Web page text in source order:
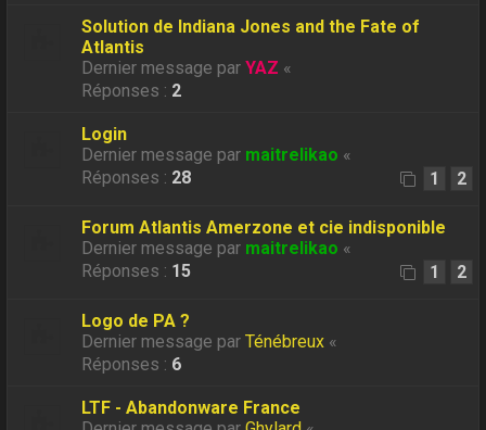
Solution de Indiana Jones and the Fate of
Atlantis
Dernier message parYAZ «
Réponses : 2
Login
Dernier message par maitrelikao «
Réponses : 28 1 2
Forum Atlantis Amerzone et cie indisponible
Dernier message par maitrelikao «
Réponses : 15 1 2
Logo de PA ?
Dernier message parTénébreux «
Réponses : 6
LTF - Abandonware France